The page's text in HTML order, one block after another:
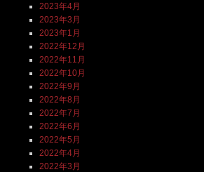
2023年4月
2023年3月
2023年1月
2022年12月
2022年11月
2022年10月
2022年9月
2022年8月
2022年7月
2022年6月
2022年5月
2022年4月
2022年3月